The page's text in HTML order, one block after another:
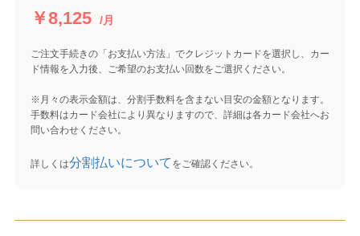
￥8,125 /月
ご注文手続きの「お支払い方法」でクレジットカードを選択し、カー
ド情報を入力後、ご希望のお支払い回数をご選択ください。
※月々の表示金額は、分割手数料を含まない目安の金額となります。
手数料はカード会社により異なりますので、詳細は各カード会社へお
問い合わせください。
詳しくは分割払いについて をご確認ください。